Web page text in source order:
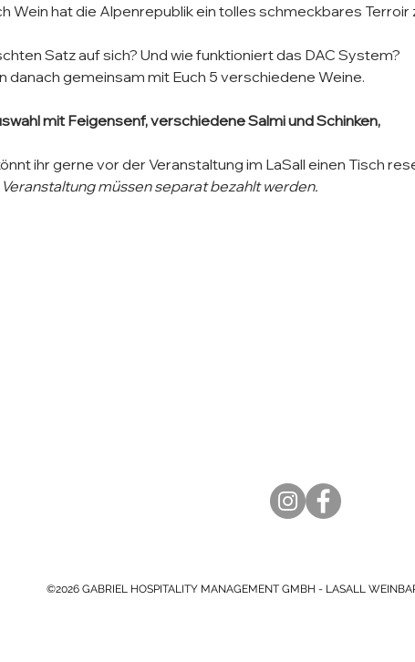
Wein hat die Alpenrepublik ein tolles schmeckbares Terroir
Satz auf sich? Und wie funktioniert das DAC System?
gemeinsam mit Euch 5 verschiedene Weine.
mit Feigensenf, verschiedene Salmi und Schinken,
ihr gerne vor der Veranstaltung im LaSall einen Tisch
müssen separat bezahlt werden.
©2026 GABRIEL HOSPITALITY MANAGEMENT GMBH - LASALL